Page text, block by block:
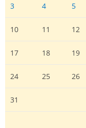
3 4 5
10 11 12
17 18 19
24 25 26
31